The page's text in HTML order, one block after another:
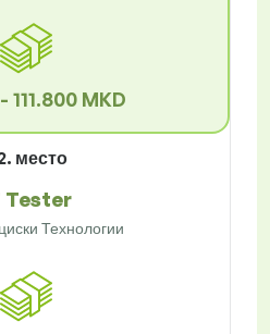
MKD
место
Tester
Технологии